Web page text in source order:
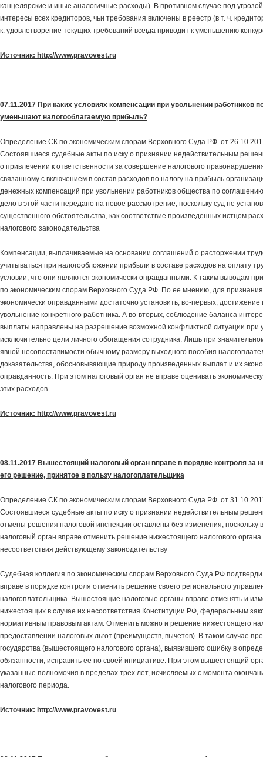
канцелярские и иные аналогичные расходы). В противном случае под
интересы всех кредиторов, чьи требования включены в реестр (в т. ч.
к. удовлетворение текущих требований всегда приводит к уменьшению
Источник: http://www.pravovest.ru
07.11.2017 При каких условиях компенсации при увольнении работников
уменьшают налогооблагаемую прибыль?
Определение СК по экономическим спорам Верховного Суда РФ от
Состоявшиеся судебные акты по иску о признании недействительным
о привлечении к ответственности за совершение налогового
связанному с включением в состав расходов по налогу на прибыль
денежных компенсаций при увольнении работников общества по
дело в этой части передано на новое рассмотрение, поскольку суд не
существенного обстоятельства, как соответствие произведенных истцом
налогового законодательства
Компенсации, выплачиваемые на основании соглашений о расторжении
учитываться при налогообложении прибыли в составе расходов на оплату
условии, что они являются экономически оправданными. К таким выводам
по экономическим спорам Верховного Суда РФ. По ее мнению, для признания
экономически оправданными достаточно установить, во-первых, достижение
увольнение конкретного работника. А во-вторых, соблюдение баланса
выплаты направлены на разрешение возможной конфликтной ситуации при
исключительно цели личного обогащения сотрудника. Лишь при
явной несопоставимости обычному размеру выходного пособия
доказательства, обосновывающие природу произведенных выплат и их
оправданность. При этом налоговый орган не вправе оценивать
этих расходов.
Источник: http://www.pravovest.ru
08.11.2017 Вышестоящий налоговый орган вправе в порядке контроля за
его решение, принятое в пользу налогоплательщика
Определение СК по экономическим спорам Верховного Суда РФ от
Состоявшиеся судебные акты по иску о признании недействительным
отмены решения налоговой инспекции оставлены без изменения,
налоговый орган вправе отменить решение нижестоящего налогового органа
несоответствия действующему законодательству
Судебная коллегия по экономическим спорам Верховного Суда РФ
вправе в порядке контроля отменить решение своего регионального
налогоплательщика. Вышестоящие налоговые органы вправе отменять и
нижестоящих в случае их несоответствия Конституции РФ, федеральным
нормативным правовым актам. Отменить можно и решение нижестоящего
предоставлении налоговых льгот (преимуществ, вычетов). В таком случае
государства (вышестоящего налогового органа), выявившего ошибку в
обязанности, исправить ее по своей инициативе. При этом вышестоящий
указанные полномочия в пределах трех лет, исчисляемых с момента
налогового периода.
Источник: http://www.pravovest.ru